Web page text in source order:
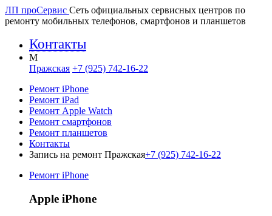
ЛП проСервис Сеть официальных сервисных центров по
ремонту мобильных телефонов, смартфонов и планшетов
Контакты
M
Пражская +7 (925) 742-16-22
Ремонт iPhone
Ремонт iPad
Ремонт Apple Watch
Ремонт смартфонов
Ремонт планшетов
Контакты
Запись на ремонт Пражская+7 (925) 742-16-22
Ремонт iPhone
Apple iPhone